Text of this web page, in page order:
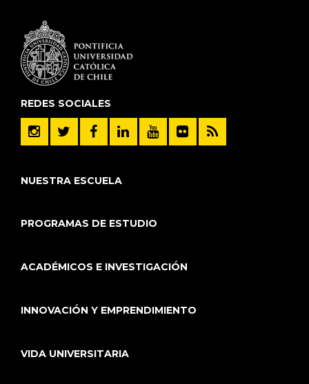
REDES SOCIALES
NUESTRA ESCUELA
PROGRAMAS DE ESTUDIO
ACADÉMICOS E INVESTIGACIÓN
INNOVACIÓN Y EMPRENDIMIENTO
VIDA UNIVERSITARIA